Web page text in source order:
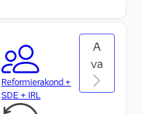
Reformierakond +
SDE + IRL
A
va